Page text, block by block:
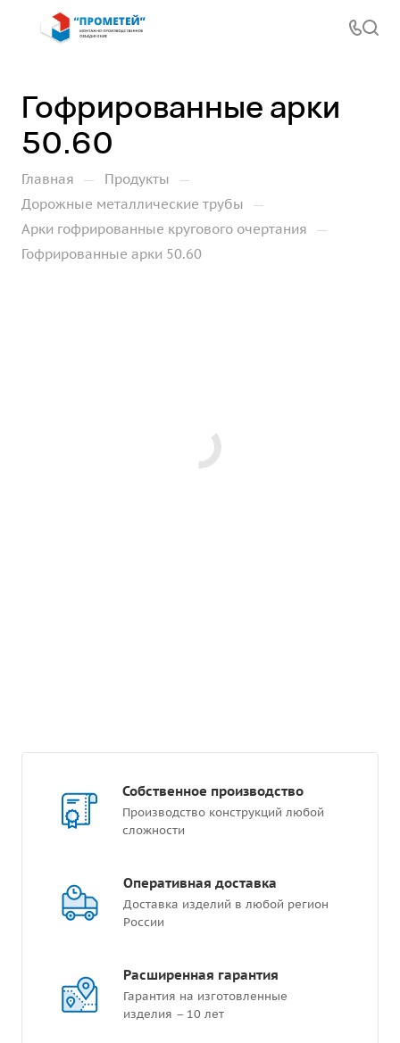
Гофрированные арки
50.60
Главная — Продукты —
Дорожные металлические трубы —
Арки гофрированные кругового очертания —
Гофрированные арки 50.60
Собственное производство
Производство конструкций любой
сложности
Оперативная доставка
Доставка изделий в любой регион
России
Расширенная гарантия
Гарантия на изготовленные
изделия – 10 лет